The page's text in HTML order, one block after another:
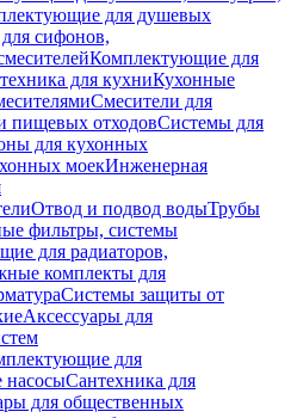
для душевых
сифонов,
Комплектующие для
для кухниКухонные
Смесители для
пищевых отходовСистемы для
для кухонных
моекИнженерная
Отвод и подвод водыТрубы
фильтры, системы
для радиаторов,
комплекты для
Системы защиты от
Аксессуары для
для
насосыСантехника для
для общественных